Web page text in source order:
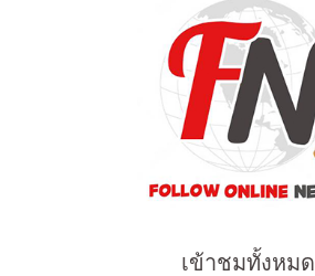
เข้าชมทั้งหมด